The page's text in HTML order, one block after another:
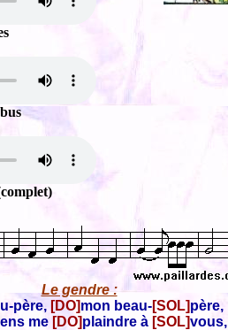
Le gendre :
père, [DO]mon beau-[SOL]père,
me [DO]plaindre à [SOL]vous,